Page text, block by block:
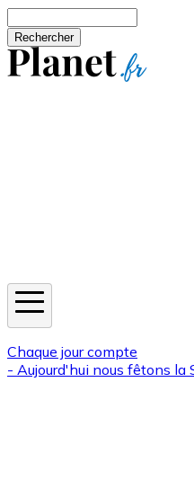
Chaque jour compte
- Aujourd'hui nous fêtons la